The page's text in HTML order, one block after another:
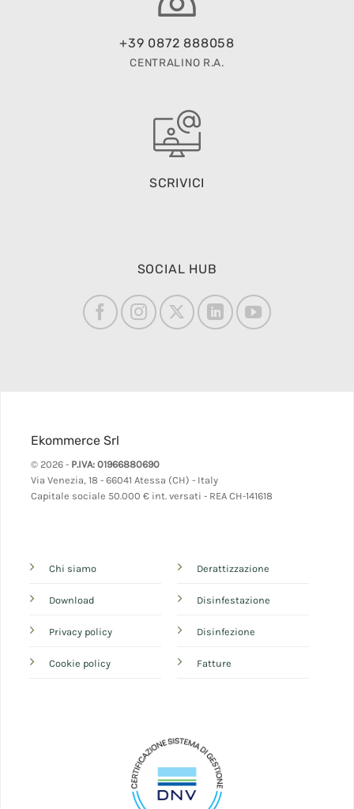
+39 0872 888058
CENTRALINO R.A.
SCRIVICI
SOCIAL HUB
Ekommerce Srl
© 2026 - P.IVA: 01966880690
Via Venezia, 18 - 66041 Atessa (CH) - Italy
Capitale sociale 50.000 € int. versati - REA CH-141618
Chi siamo
Download
Privacy policy
Cookie policy
Derattizzazione
Disinfestazione
Disinfezione
Fatture